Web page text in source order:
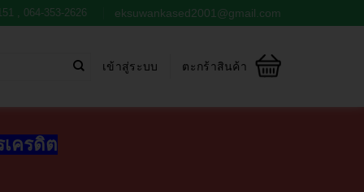
, 064-353-2626 eksuwankased2001@gmail.com
เข้าสู่ระบบ ตะกร้าสินค้า
ครดิต